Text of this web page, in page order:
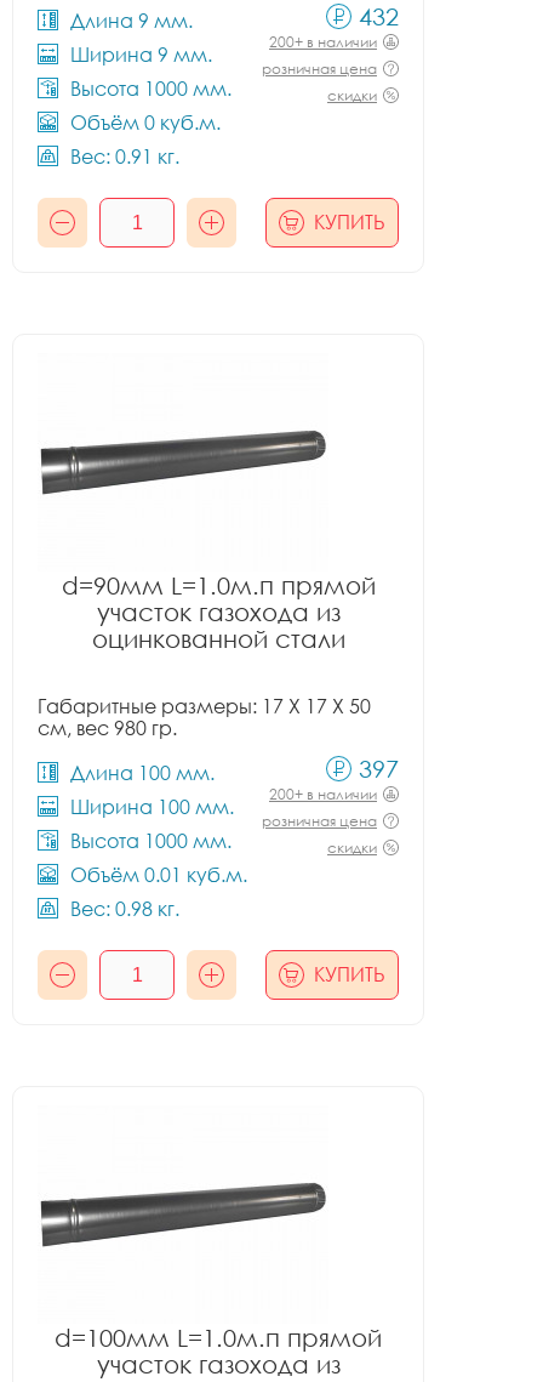
Длина 9 мм.
Ширина 9 мм.
Высота 1000 мм.
Объём 0 куб.м.
Вес: 0.91 кг.
432
200+ в наличии
розничная цена
скидки
КУПИТЬ
d=90мм L=1.0м.п прямой
участок газохода из
оцинкованной стали
Габаритные размеры: 17 X 17 X 50
см, вес 980 гр.
Длина 100 мм.
Ширина 100 мм.
Высота 1000 мм.
Объём 0.01 куб.м.
Вес: 0.98 кг.
397
200+ в наличии
розничная цена
скидки
КУПИТЬ
d=100мм L=1.0м.п прямой
участок газохода из